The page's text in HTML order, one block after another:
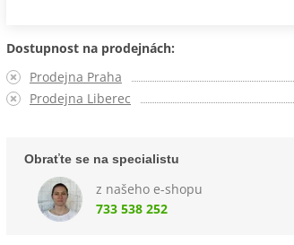
Dostupnost na prodejnách:
Prodejna Praha
Prodejna Liberec
Obraťte se na specialistu
z našeho e-shopu
733 538 252